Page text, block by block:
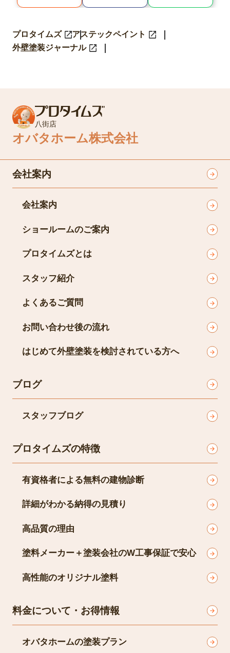
プロタイムズ
アステックペイント
外壁塗装ジャーナル
八街店
オバタホーム株式会社
会社案内
会社案内
ショールームのご案内
プロタイムズとは
スタッフ紹介
よくあるご質問
お問い合わせ後の流れ
はじめて外壁塗装を検討されている方へ
ブログ
スタッフブログ
プロタイムズの特徴
有資格者による無料の建物診断
詳細がわかる納得の見積り
高品質の理由
塗料メーカー＋塗装会社のW工事保証で安心
高性能のオリジナル塗料
料金について・お得情報
オバタホームの塗装プラン